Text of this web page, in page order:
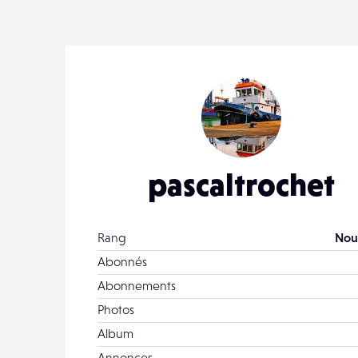
pascaltrochet
Rang
Abonnés
Abonnements
Photos
Album